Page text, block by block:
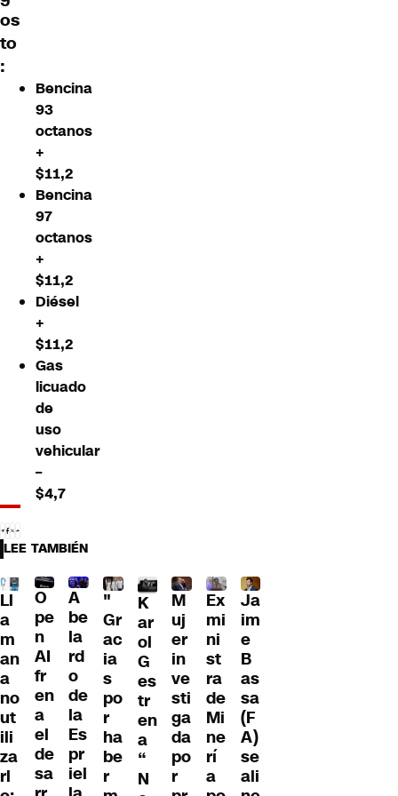
os
to
:
Bencina
93
octanos
+
$11,2
Bencina
97
octanos
+
$11,2
Diésel
+
$11,2
Gas
licuado
de
uso
vehicular
–
$4,7
LEE TAMBIÉN
Ll
a
m
an
a
no
ut
ili
za
rl
O
pe
n
AI
fr
en
a
el
de
sa
A
be
la
rd
o
de
la
Es
pr
iel
"
Gr
ac
ia
s
po
r
ha
be
r
K
ar
ol
G
es
tr
en
a
“
N
M
uj
er
in
ve
sti
ga
da
po
r
Ex
mi
ni
st
ra
de
Mi
ne
rí
a
Ja
im
e
B
as
sa
(F
A)
se
ali